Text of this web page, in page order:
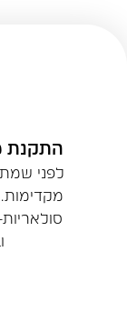
התקנת
לפני